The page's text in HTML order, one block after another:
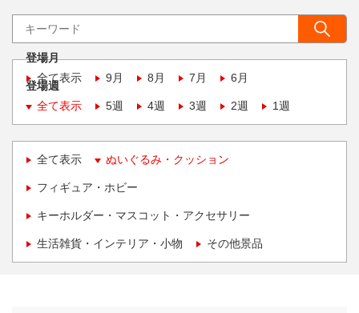
登場月
全て表示
9月 8月 7月 6月
登場週
全て表示
5週 4週 3週 2週 1週
全て表示 ぬいぐるみ・クッション
フィギュア・ホビー
キーホルダー・マスコット・アクセサリー
生活雑貨・インテリア・小物 その他景品